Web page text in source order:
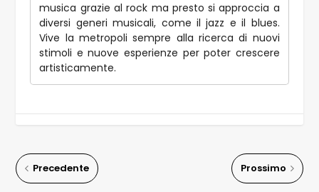
musica grazie al rock ma presto si approccia a
diversi generi musicali, come il jazz e il blues.
Vive la metropoli sempre alla ricerca di nuovi
stimoli e nuove esperienze per poter crescere
artisticamente.
Precedente Prossimo